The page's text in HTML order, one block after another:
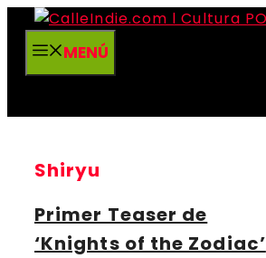
Saltar
contenidoMENÚ
Shiryu
Primer Teaser de
‘Knights of the Zodiac’